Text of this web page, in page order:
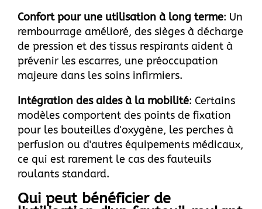
Confort pour une utilisation à long terme: Un
rembourrage amélioré, des sièges à décharge
de pression et des tissus respirants aident à
prévenir les escarres, une préoccupation
majeure dans les soins infirmiers.
Intégration des aides à la mobilité: Certains
modèles comportent des points de fixation
pour les bouteilles d'oxygène, les perches à
perfusion ou d'autres équipements médicaux,
ce qui est rarement le cas des fauteuils
roulants standard.
Qui peut bénéficier de